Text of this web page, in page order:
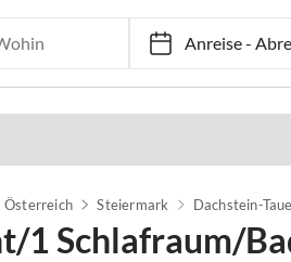
Anreise-
Österreich Steiermark Dachstein-
1 Schlafraum/